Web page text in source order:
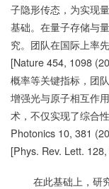
子隐形传态，为实现
基础。在量子存储与
究。团队在国际上率
[Nature 454, 1098
概率等关键指标，团
增强光与原子相互作
术，不仅实现了综合
Photonics 10, 381
[Phys. Rev. Lett. 128,
在此基础上，研究